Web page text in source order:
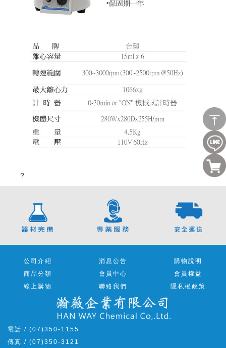
?
公司介紹 消息公告
購物說明
商品分類
會員中心
會員權益
線上購物
聯絡我們 隱私權政策
電話 / (07)350-1155
傳真 / (07)350-3121